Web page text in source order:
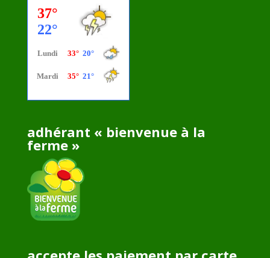
adhérant « bienvenue à la
ferme »